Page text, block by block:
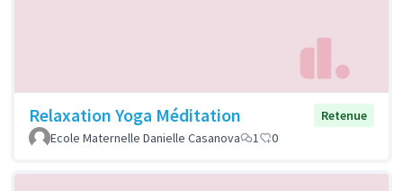
Relaxation Yoga Méditation
Retenue
Ecole Maternelle Danielle Casanova
1 0